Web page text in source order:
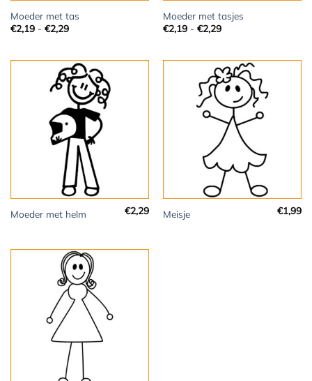
Moeder met tas
€2,19 - €2,29Prijsklasse:
Moeder met tasjes
€2,19 - €2,29Prijsklasse:
Moeder met helm €2,29 Meisje €1,99